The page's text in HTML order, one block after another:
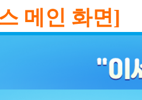
메인 화면]